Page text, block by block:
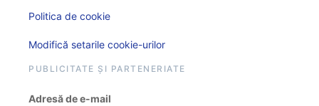
Politica de cookie
Modifică setarile cookie-urilor
PUBLICITATE ȘI PARTENERIATE
Adresă de e-mail